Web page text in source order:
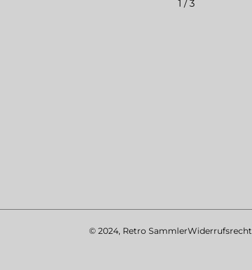
1 /3
© 2024, Retro SammlerWiderrufsrecht